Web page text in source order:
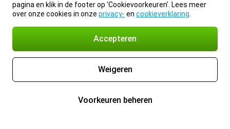
pagina en klik in de footer op 'Cookievoorkeuren'. Lees meer
over onze cookies in onze privacy- en cookieverklaring
Accepteren
Weigeren
Voorkeuren beheren